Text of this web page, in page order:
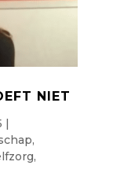
NIET
|
,
,